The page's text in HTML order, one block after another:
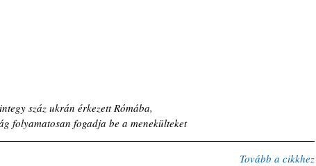
száz ukrán érkezett Rómába,
folyamatosan fogadja be a menekülteket
Tovább a cikkhez